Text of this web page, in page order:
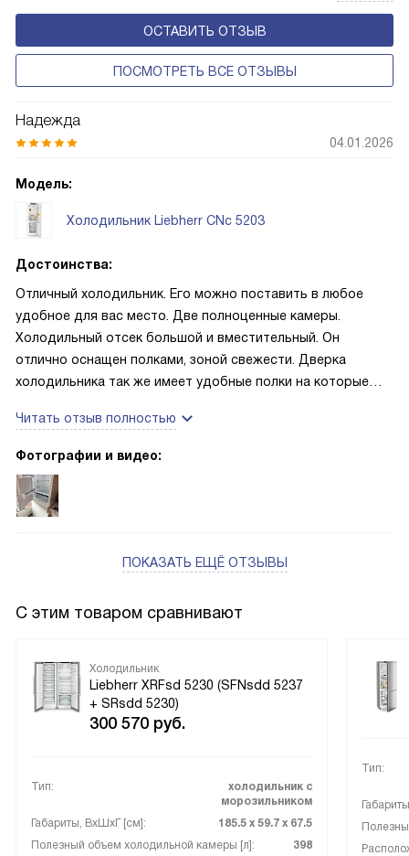
ОСТАВИТЬ ОТЗЫВ
ПОСМОТРЕТЬ ВСЕ ОТЗЫВЫ
Надежда
04.01.2026
Модель:
Холодильник Liebherr CNc 5203
Достоинства:
Отличный холодильник. Его можно поставить в любое
удобное для вас место. Две полноценные камеры.
Холодильный отсек большой и вместительный. Он
отлично оснащен полками, зоной свежести. Дверка
холодильника так же имеет удобные полки на которые
разные баночки и коробочки. В морозильной камере три
удобных ящика.
Читать отзыв полностью
Фотографии и видео:
ПОКАЗАТЬ ЕЩЁ ОТЗЫВЫ
С этим товаром сравнивают
Холодильник
Liebherr XRFsd 5230 (SFNsdd 5237
+ SRsdd 5230)
300 570 руб.
Тип:
холодильник с
морозильником
Габариты, ВxШxГ [см]:
185.5 х 59.7 х 67.5
Полезный объем холодильной камеры [л]:
398
Тип: